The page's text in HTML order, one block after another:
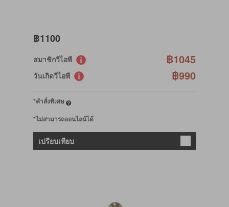
฿1100
สมาชิกวีไอพี ฿1045
วันเกิดวีไอพี ฿990
*คำสั่งพิเศษ
*ไม่สามารถออนไลน์ได้
เปรียบเทียบ